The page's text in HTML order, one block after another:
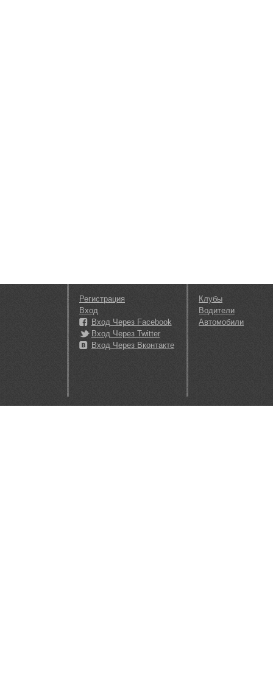
Регистрация
Вход
Вход Через Facebook
Вход Через Twitter
Вход Через Вконтакте
Клубы
Водители
Автомобили